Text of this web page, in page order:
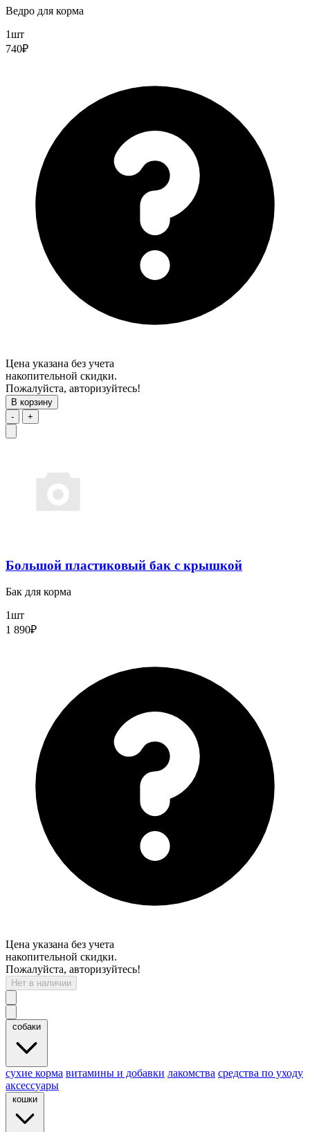
Ведро для корма
1шт
740₽
Цена указана без учета
накопительной скидки.
Пожалуйста, авторизуйтесь!
В корзину
-
+
Большой пластиковый бак с крышкой
Бак для корма
1шт
1 890₽
Цена указана без учета
накопительной скидки.
Пожалуйста, авторизуйтесь!
Нет в наличии
собаки
cухие корма витамины и добавки лакомства средства по уходу
аксессуары
кошки